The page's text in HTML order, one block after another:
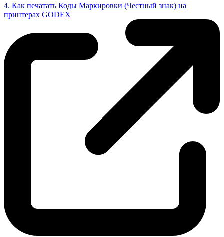
4. Как печатать Коды Маркировки (Честный знак) на
принтерах GODEX